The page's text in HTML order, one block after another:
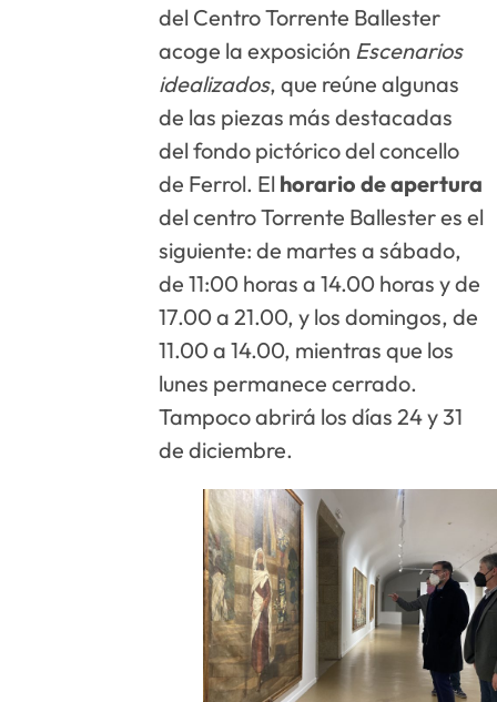
del Centro Torrente Ballester
acoge la exposición Escenarios
idealizados, que reúne algunas
de las piezas más destacadas
del fondo pictórico del concello
de Ferrol. El horario de apertura
del centro Torrente Ballester es el
siguiente: de martes a sábado,
de 11:00 horas a 14.00 horas y de
17.00 a 21.00, y los domingos, de
11.00 a 14.00, mientras que los
lunes permanece cerrado.
Tampoco abrirá los días 24 y 31
de diciembre.